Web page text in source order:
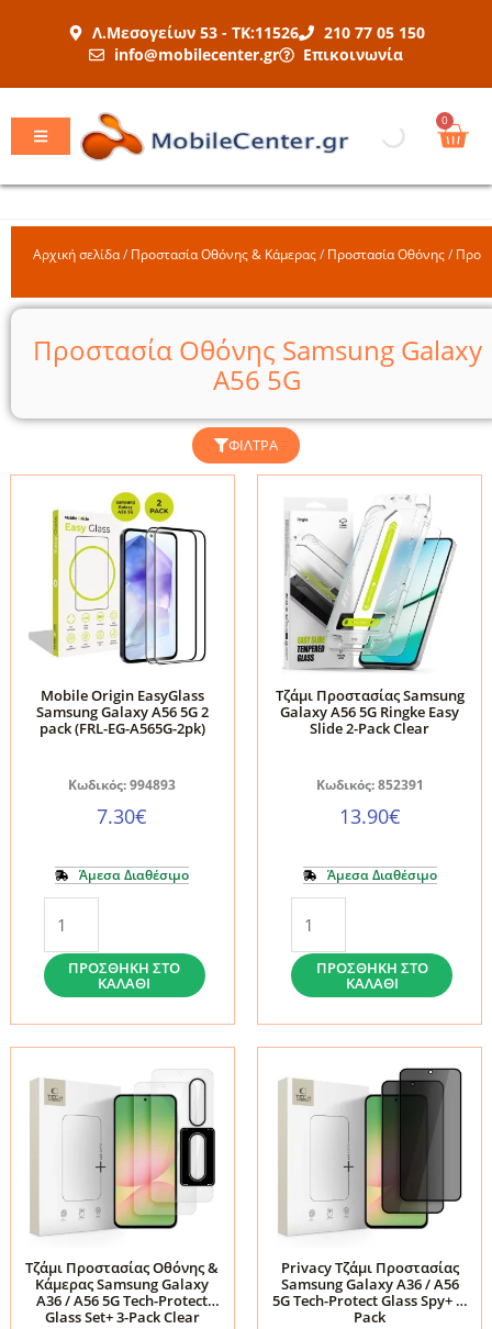
Λ.Μεσογείων 53 - ΤΚ:11526
210 77 05 150
info@mobilecenter.gr
Επικοινωνία
0
Αρχική σελίδα/Προστασία Οθόνης & Κάμερας/Προστασία Οθόνης/
Προστασία Οθόνης Samsung Galaxy
A56 5G
ΦΊΛΤΡΑ
Mobile Origin EasyGlass
Samsung Galaxy A56 5G 2
pack (FRL-EG-A565G-2pk)
Κωδικός: 994893
7.30€
Άμεσα Διαθέσιμο
EasyGlass
Samsung
Galaxy
A56
5G
2
EG-
A565G-
ποσότητα
ΠΡΟΣΘΉΚΗ ΣΤΟ
ΚΑΛΆΘΙ
Τζάμι Προστασίας Samsung
Galaxy A56 5G Ringke Easy
Slide 2-Pack Clear
Κωδικός: 852391
13.90€
Άμεσα Διαθέσιμο
Samsung
Galaxy
A56
5G
Ringke
Easy
Pack
Clear
ΠΡΟΣΘΉΚΗ ΣΤΟ
ΚΑΛΆΘΙ
Τζάμι Προστασίας Οθόνης &
Κάμερας Samsung Galaxy
A36 / A56 5G Tech-Protect
Glass Set+ 3-Pack Clear
Privacy Τζάμι Προστασίας
Samsung Galaxy A36 / A56
5G Tech-Protect Glass Spy+ 2-
Pack